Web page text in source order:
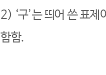
2) ‘구’는 띄어 쓴 표
함함.